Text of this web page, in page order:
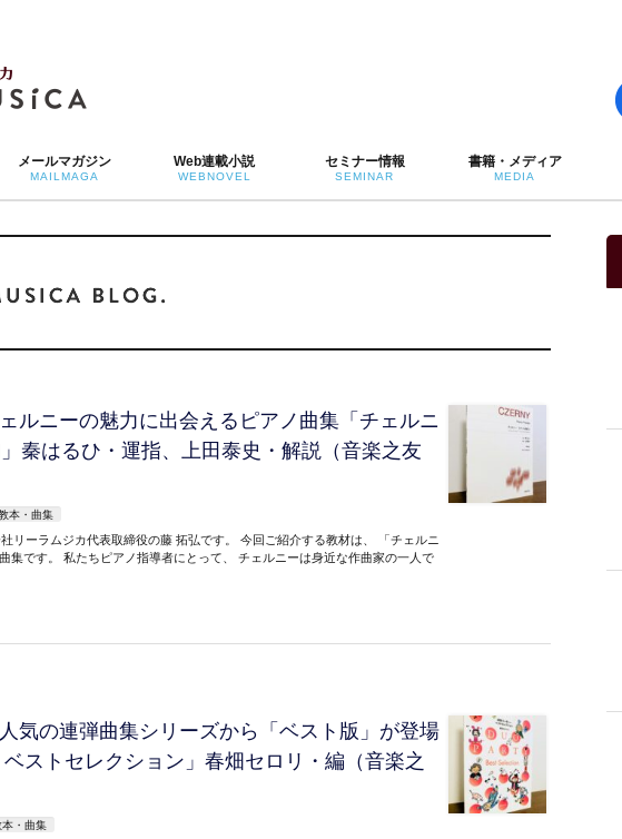
メールマガジン
MAILMAGA
Web連載小説
WEBNOVEL
セミナー情報
SEMINAR
書籍・メディア
MEDIA
ルニーの魅力に出会えるピアノ曲集「チェルニ
秦はるひ・運指、上田泰史・解説（音楽之友
本・曲集
リーラムジカ代表取締役の藤 拓弘です。 今回ご紹介する教材は、 「チェルニ
集です。 私たちピアノ指導者にとって、 チェルニーは身近な作曲家の一人で
気の連弾曲集シリーズから「ベスト版」が登場
ベストセレクション」春畑セロリ・編（音楽之
本・曲集